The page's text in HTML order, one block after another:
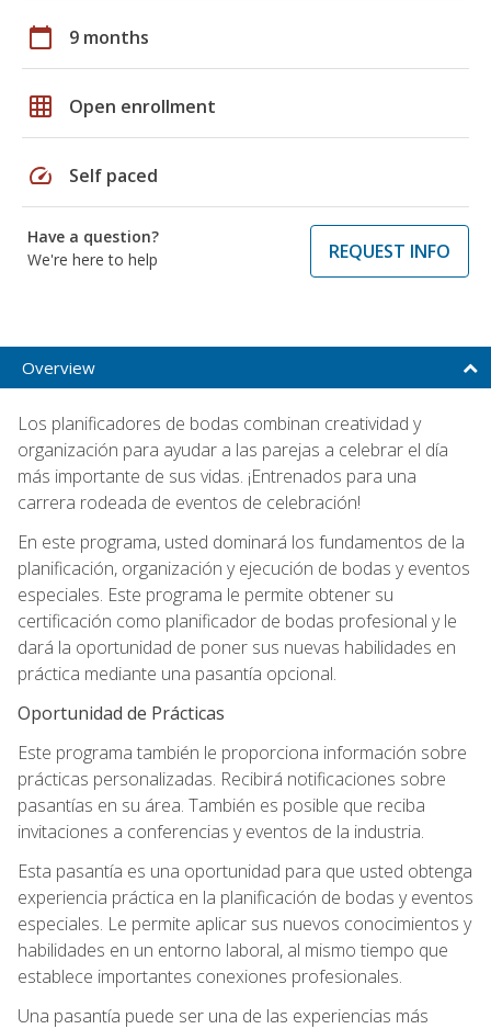
calendar_today 9 months
grid_on Open enrollment
speed Self paced
Have a question?
We're here to help
REQUEST INFO
Overview
Los planificadores de bodas combinan creatividad y
organización para ayudar a las parejas a celebrar el día
más importante de sus vidas. ¡Entrenados para una
carrera rodeada de eventos de celebración!
En este programa, usted dominará los fundamentos de la
planificación, organización y ejecución de bodas y eventos
especiales. Este programa le permite obtener su
certificación como planificador de bodas profesional y le
dará la oportunidad de poner sus nuevas habilidades en
práctica mediante una pasantía opcional.
Oportunidad de Prácticas
Este programa también le proporciona información sobre
prácticas personalizadas. Recibirá notificaciones sobre
pasantías en su área. También es posible que reciba
invitaciones a conferencias y eventos de la industria.
Esta pasantía es una oportunidad para que usted obtenga
experiencia práctica en la planificación de bodas y eventos
especiales. Le permite aplicar sus nuevos conocimientos y
habilidades en un entorno laboral, al mismo tiempo que
establece importantes conexiones profesionales.
Una pasantía puede ser una de las experiencias más